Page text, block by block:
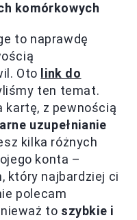
komórkowych
to naprawdę
Oto link do
ten temat.
z pewnością
uzupełnianie
kilka różnych
konta –
który najbardziej ci
polecam
to szybkie i